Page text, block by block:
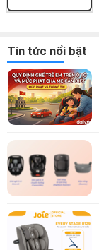
Tin tức nổi bật